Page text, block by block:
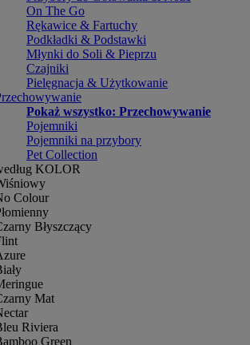
On The Go
Rękawice & Fartuchy
Podkładki & Podstawki
Młynki do Soli & Pieprzu
Czajniki
Pielęgnacja & Użytkowanie
Pokaż wszystko: Przechowywanie
Pojemniki
Pojemniki na przybory
Pet Collection
KOLOR
Colour
Błyszczący
Mat
Riviera
Green